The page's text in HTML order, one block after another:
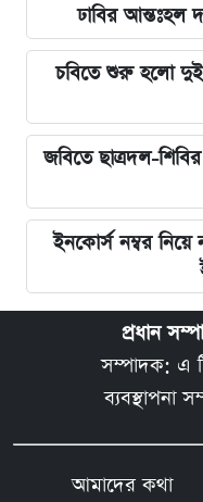
ঢাবির আন্তঃহল
চবিতে শুরু হলো
জবিতে ছাত্রদল-
ইনকোর্স নম্বর নিয়ে
প্রধান
সম্পাদক: এ
ব্যবস্থাপনা
আমাদের কথা